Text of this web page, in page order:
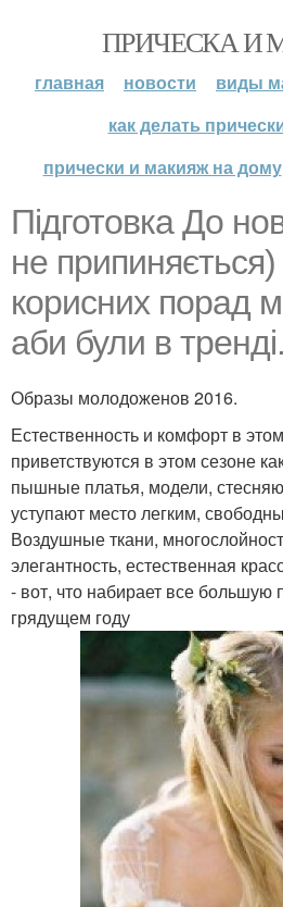
ПРИЧЕСКА И
главная новости
виды
как делать
прически и макияж на дому
Підготовка До
не припиняється)
корисних порад
аби були в тренді.
Образы молодоженов 2016.
Естественность и комфорт в
приветствуются в этом сезоне
пышные платья, модели,
уступают место легким,
Воздушные ткани,
элегантность, естественная
- вот, что набирает все большую
грядущем году